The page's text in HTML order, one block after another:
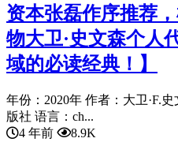
资本张磊作序推荐
物大卫·史文森个人
域的必读经典！】
年份：2020年 作者：大卫·F.
版社 语言：ch...
4 年前
8.9K